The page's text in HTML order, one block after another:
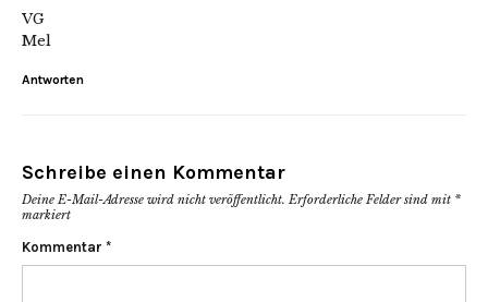
VG
Mel
Antworten
Schreibe einen Kommentar
Deine E-Mail-Adresse wird nicht veröffentlicht. Erforderliche Felder sind mit *
markiert
Kommentar *